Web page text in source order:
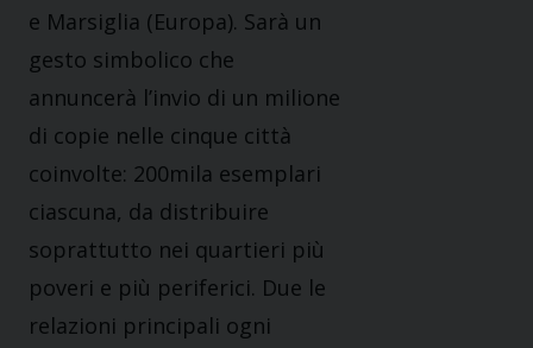
e Marsiglia (Europa). Sarà un
gesto simbolico che
annuncerà l’invio di un milione
di copie nelle cinque città
coinvolte: 200mila esemplari
ciascuna, da distribuire
soprattutto nei quartieri più
poveri e più periferici. Due le
relazioni principali ogni